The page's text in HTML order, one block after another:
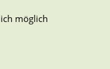
möglich